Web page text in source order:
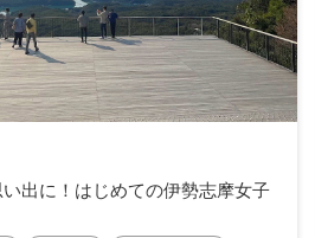
出に！はじめての伊勢志摩女子